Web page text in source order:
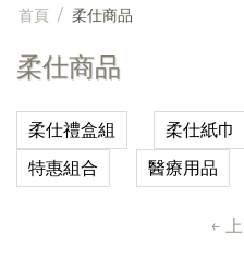
首頁 / 柔仕商品
柔仕商品
柔仕禮盒組 柔仕紙巾
特惠組合
醫療用品